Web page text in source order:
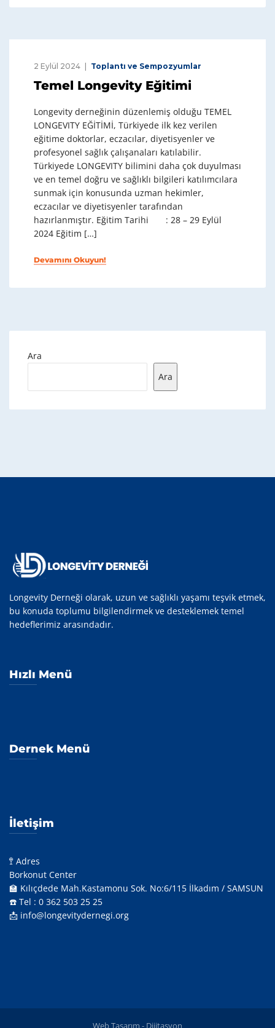
2 Eylül 2024 Toplantı ve Sempozyumlar
Temel Longevity Eğitimi
Longevity derneğinin düzenlemiş olduğu TEMEL
LONGEVITY EĞİTİMİ, Türkiyede ilk kez verilen
eğitime doktorlar, eczacılar, diyetisyenler ve
profesyonel sağlık çalışanaları katılabilir.
Türkiyede LONGEVITY bilimini daha çok duyulması
ve en temel doğru ve sağlıklı bilgileri katılımcılara
sunmak için konusunda uzman hekimler,
eczacılar ve diyetisyenler tarafından
hazırlanmıştır. Eğitim Tarihi : 28 – 29 Eylül
2024 Eğitim […]
Devamını Okuyun!
Ara
Ara
Longevity Derneği olarak, uzun ve sağlıklı yaşamı teşvik etmek,
bu konuda toplumu bilgilendirmek ve desteklemek temel
hedeflerimiz arasındadır.
Hızlı Menü
Dernek Menü
İletişim
🚏 Adres
Borkonut Center
🏫 Kılıçdede Mah.Kastamonu Sok. No:6/115 İlkadım / SAMSUN
☎️ Tel : 0 362 503 25 25
📩 info@longevitydernegi.org
Web Tasarım - Dijitasyon